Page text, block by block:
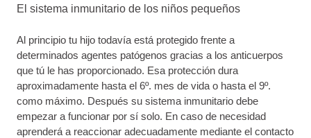
El sistema inmunitario de los niños pequeños
Al principio tu hijo todavía está protegido frente a
determinados agentes patógenos gracias a los anticuerpos
que tú le has proporcionado. Esa protección dura
aproximadamente hasta el 6º. mes de vida o hasta el 9º.
como máximo. Después su sistema inmunitario debe
empezar a funcionar por sí solo. En caso de necesidad
aprenderá a reaccionar adecuadamente mediante el contacto